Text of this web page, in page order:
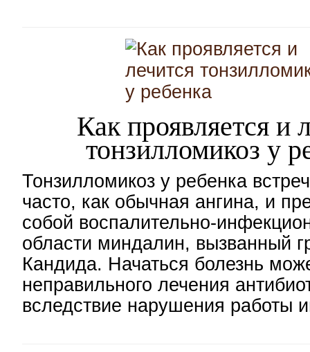
Как проявляется и
тонзилломикоз у
Тонзилломикоз у ребенка
часто, как обычная ангина, и
собой воспалительно-
области миндалин, вызванный
Кандида. Начаться болезнь
неправильного лечения
вследствие нарушения работы